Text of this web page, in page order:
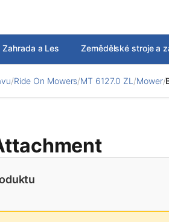
Zahrada a Les Zemědělské stroje a
/Ride On Mowers/MT 6127.0 ZL /Mower/